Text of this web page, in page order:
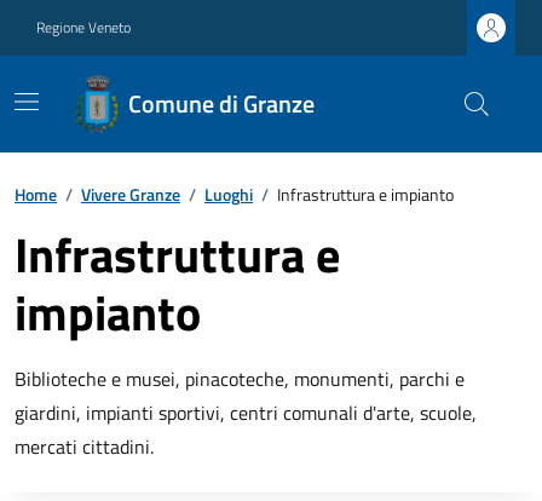
Regione Veneto
Comune di Granze
Home / Vivere Granze / Luoghi / Infrastruttura e impianto
Infrastruttura e
impianto
Biblioteche e musei, pinacoteche, monumenti, parchi e
giardini, impianti sportivi, centri comunali d'arte, scuole,
mercati cittadini.